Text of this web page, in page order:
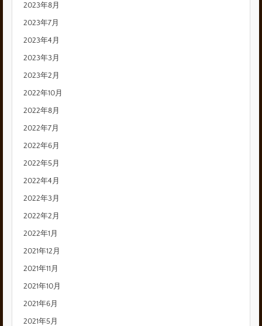
2023年8月
2023年7月
2023年4月
2023年3月
2023年2月
2022年10月
2022年8月
2022年7月
2022年6月
2022年5月
2022年4月
2022年3月
2022年2月
2022年1月
2021年12月
2021年11月
2021年10月
2021年6月
2021年5月